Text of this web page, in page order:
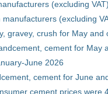
(excluding
(excluding
gravey, crush for May
cement for
June 2026
cement for June
cement prices were